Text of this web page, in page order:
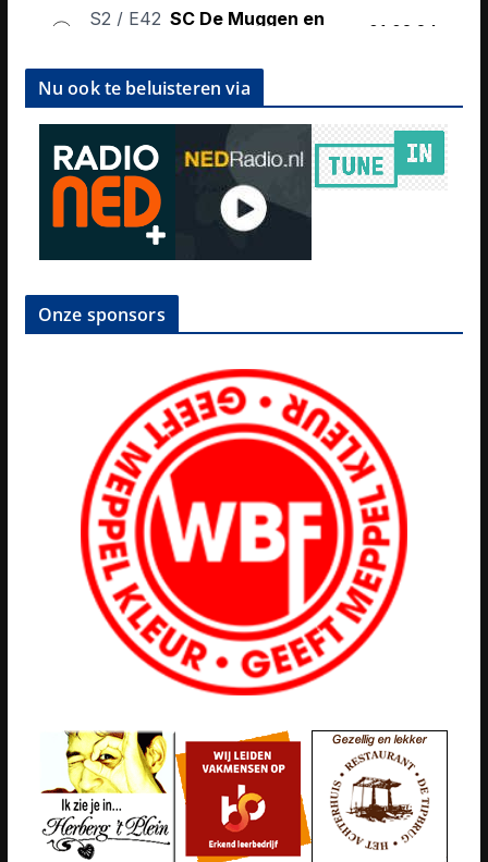
Nu ook te beluisteren via
Onze sponsors